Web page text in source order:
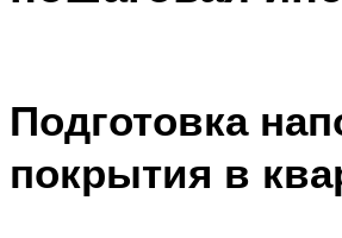
Подготовка
покрытия в